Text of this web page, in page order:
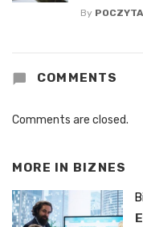
By
COMMENTS
Comments are closed.
MORE IN BIZNES